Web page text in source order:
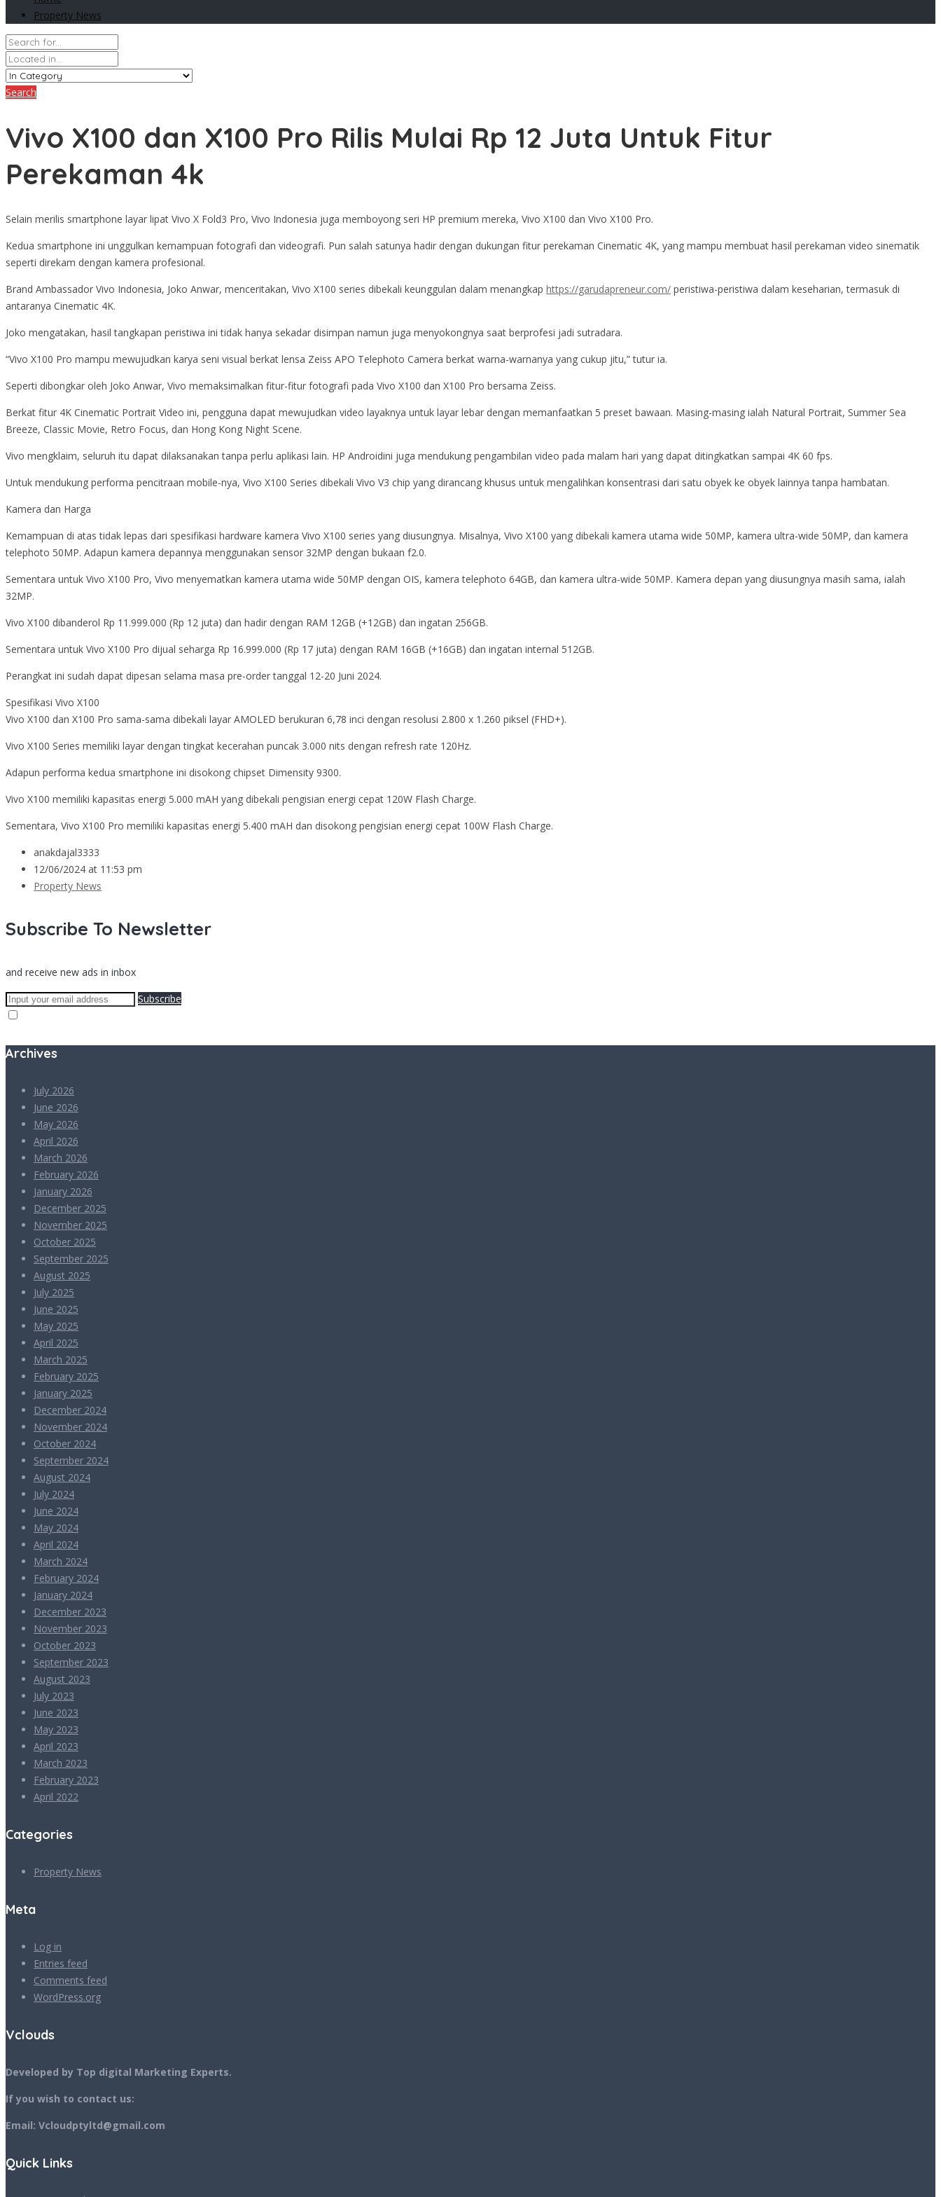
Property News
Search
Vivo X100 dan X100 Pro Rilis Mulai Rp 12 Juta Untuk Fitur
Perekaman 4k
Selain merilis smartphone layar lipat Vivo X Fold3 Pro, Vivo Indonesia juga memboyong seri HP premium mereka, Vivo X100 dan Vivo X100 Pro.
Kedua smartphone ini unggulkan kemampuan fotografi dan videografi. Pun salah satunya hadir dengan dukungan fitur perekaman Cinematic 4K, yang mampu membuat hasil perekaman video sinematik
seperti direkam dengan kamera profesional.
Brand Ambassador Vivo Indonesia, Joko Anwar, menceritakan, Vivo X100 series dibekali keunggulan dalam menangkap https://garudapreneur.com/ peristiwa-peristiwa dalam keseharian, termasuk di
antaranya Cinematic 4K.
Joko mengatakan, hasil tangkapan peristiwa ini tidak hanya sekadar disimpan namun juga menyokongnya saat berprofesi jadi sutradara.
“Vivo X100 Pro mampu mewujudkan karya seni visual berkat lensa Zeiss APO Telephoto Camera berkat warna-warnanya yang cukup jitu,” tutur ia.
Seperti dibongkar oleh Joko Anwar, Vivo memaksimalkan fitur-fitur fotografi pada Vivo X100 dan X100 Pro bersama Zeiss.
Berkat fitur 4K Cinematic Portrait Video ini, pengguna dapat mewujudkan video layaknya untuk layar lebar dengan memanfaatkan 5 preset bawaan. Masing-masing ialah Natural Portrait, Summer Sea
Breeze, Classic Movie, Retro Focus, dan Hong Kong Night Scene.
Vivo mengklaim, seluruh itu dapat dilaksanakan tanpa perlu aplikasi lain. HP Androidini juga mendukung pengambilan video pada malam hari yang dapat ditingkatkan sampai 4K 60 fps.
Untuk mendukung performa pencitraan mobile-nya, Vivo X100 Series dibekali Vivo V3 chip yang dirancang khusus untuk mengalihkan konsentrasi dari satu obyek ke obyek lainnya tanpa hambatan.
Kamera dan Harga
Kemampuan di atas tidak lepas dari spesifikasi hardware kamera Vivo X100 series yang diusungnya. Misalnya, Vivo X100 yang dibekali kamera utama wide 50MP, kamera ultra-wide 50MP, dan kamera
telephoto 50MP. Adapun kamera depannya menggunakan sensor 32MP dengan bukaan f2.0.
Sementara untuk Vivo X100 Pro, Vivo menyematkan kamera utama wide 50MP dengan OIS, kamera telephoto 64GB, dan kamera ultra-wide 50MP. Kamera depan yang diusungnya masih sama, ialah
32MP.
Vivo X100 dibanderol Rp 11.999.000 (Rp 12 juta) dan hadir dengan RAM 12GB (+12GB) dan ingatan 256GB.
Sementara untuk Vivo X100 Pro dijual seharga Rp 16.999.000 (Rp 17 juta) dengan RAM 16GB (+16GB) dan ingatan internal 512GB.
Perangkat ini sudah dapat dipesan selama masa pre-order tanggal 12-20 Juni 2024.
Spesifikasi Vivo X100
Vivo X100 dan X100 Pro sama-sama dibekali layar AMOLED berukuran 6,78 inci dengan resolusi 2.800 x 1.260 piksel (FHD+).
Vivo X100 Series memiliki layar dengan tingkat kecerahan puncak 3.000 nits dengan refresh rate 120Hz.
Adapun performa kedua smartphone ini disokong chipset Dimensity 9300.
Vivo X100 memiliki kapasitas energi 5.000 mAH yang dibekali pengisian energi cepat 120W Flash Charge.
Sementara, Vivo X100 Pro memiliki kapasitas energi 5.400 mAH dan disokong pengisian energi cepat 100W Flash Charge.
anakdajal3333
12/06/2024 at 11:53 pm
Property News
Subscribe To Newsletter
and receive new ads in inbox
Subscribe
Archives
July 2026
June 2026
May 2026
April 2026
March 2026
February 2026
January 2026
December 2025
November 2025
October 2025
September 2025
August 2025
July 2025
June 2025
May 2025
April 2025
March 2025
February 2025
January 2025
December 2024
November 2024
October 2024
September 2024
August 2024
July 2024
June 2024
May 2024
April 2024
March 2024
February 2024
January 2024
December 2023
November 2023
October 2023
September 2023
August 2023
July 2023
June 2023
May 2023
April 2023
March 2023
February 2023
April 2022
Categories
Property News
Meta
Log in
Entries feed
Comments feed
WordPress.org
Vclouds
Developed by Top digital Marketing Experts.
If you wish to contact us:
Email: Vcloudptyltd@gmail.com
Quick Links